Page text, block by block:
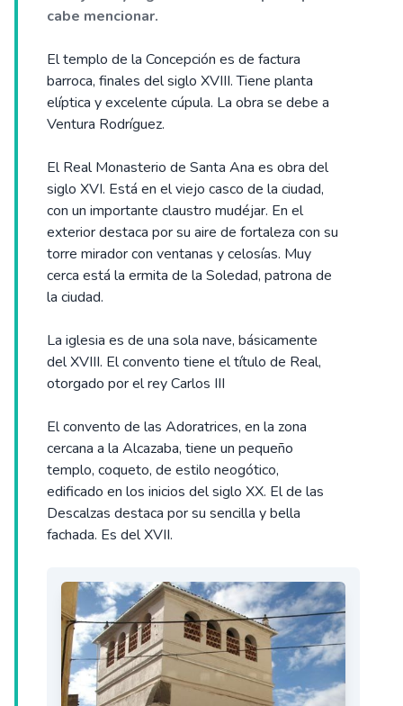
cabe mencionar.
El templo de la Concepción es de factura
barroca, finales del siglo XVIII. Tiene planta
elíptica y excelente cúpula. La obra se debe a
Ventura Rodríguez.
El Real Monasterio de Santa Ana es obra del
siglo XVI. Está en el viejo casco de la ciudad,
con un importante claustro mudéjar. En el
exterior destaca por su aire de fortaleza con su
torre mirador con ventanas y celosías. Muy
cerca está la ermita de la Soledad, patrona de
la ciudad.
La iglesia es de una sola nave, básicamente
del XVIII. El convento tiene el título de Real,
otorgado por el rey Carlos III
El convento de las Adoratrices, en la zona
cercana a la Alcazaba, tiene un pequeño
templo, coqueto, de estilo neogótico,
edificado en los inicios del siglo XX. El de las
Descalzas destaca por su sencilla y bella
fachada. Es del XVII.